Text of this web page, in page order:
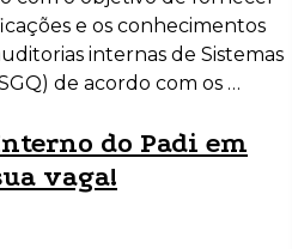
e os conhecimentos
internas de Sistemas
de acordo com os …
do Padi em
vaga!